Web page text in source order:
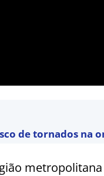
de tornados na